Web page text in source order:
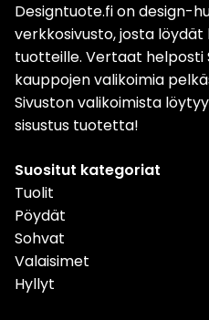
Designtuote.fi on design-
verkkosivusto, josta
tuotteille. Vertaat helposti
kauppojen valikoimia
Sivuston valikoimista
sisustus tuotetta!
Suositut kategoriat
Tuolit
Pöydät
Sohvat
Valaisimet
Hyllyt